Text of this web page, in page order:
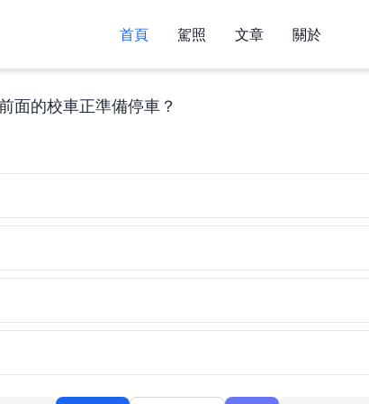
首頁 駕照 文章 關於
面的校車正準備停車？